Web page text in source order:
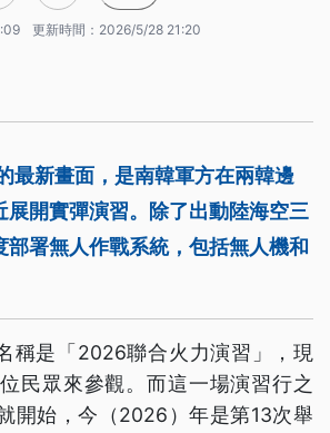
更新時間： 2026/5/28 21:20
最新畫面，是南韓軍方在兩韓邊
展開實彈演習。除了出動陸海空三
部署無人作戰系統，包括無人機和
稱是「2026聯合火力演習」，現
民眾來參觀。而這一場演習行之
開始，今（2026）年是第13次舉